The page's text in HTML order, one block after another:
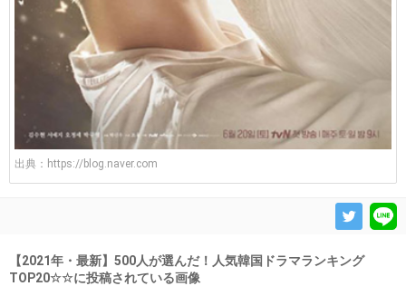
出典： https://blog.naver.com
【2021年・最新】500人が選んだ！人気韓国ドラマランキング
TOP20☆☆に投稿されている画像